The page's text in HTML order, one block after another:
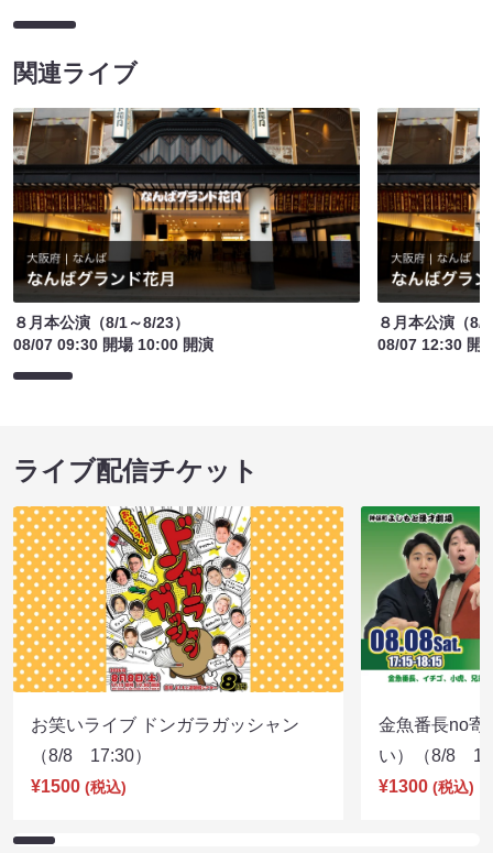
関連ライブ
８月本公演（8/1～8/23）
08/07 09:30 開場 10:00 開演
８月本公演（8/
08/07 12:30 開
ライブ配信チケット
お笑いライブ ドンガラガッシャン
（8/8 17:30）
¥1500 (税込)
金魚番長no寄
い）（8/8
¥1300 (税込)